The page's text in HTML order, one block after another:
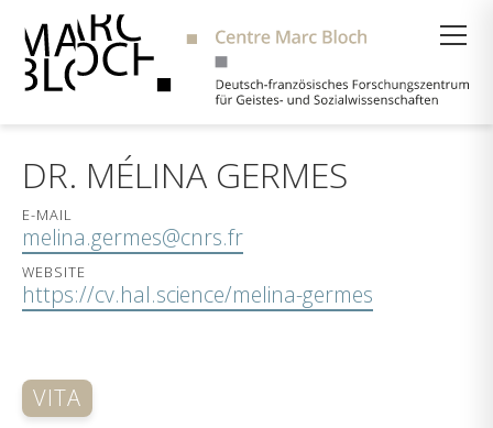
DR. MÉLINA GERMES
E-MAIL
melina.germes@cnrs.fr
WEBSITE
https://cv.hal.science/melina-germes
VITA